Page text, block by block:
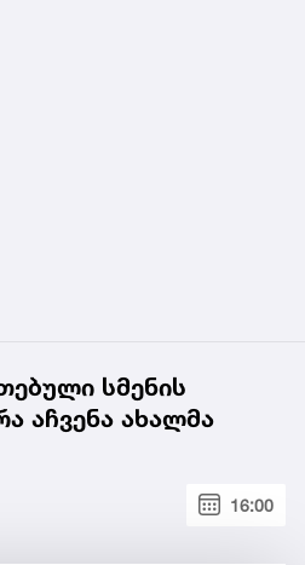
სმენის
აჩვენა ახალმა
16:00